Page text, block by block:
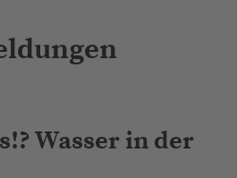
Wasser in der